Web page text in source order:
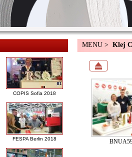
COPIS Sofia 2018
FESPA Berlin 2018
MENU > Klej